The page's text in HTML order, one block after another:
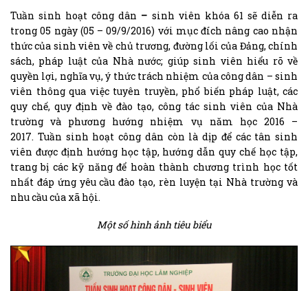
Tuần sinh hoạt công dân – sinh viên khóa 61 sẽ diễn ra
trong 05 ngày (05 – 09/9/2016) với mục đích nâng cao nhận
thức của sinh viên về chủ trương, đường lối của Đảng, chính
sách, pháp luật của Nhà nước; giúp sinh viên hiểu rõ về
quyền lợi, nghĩa vụ, ý thức trách nhiệm của công dân – sinh
viên thông qua việc tuyên truyền, phổ biến pháp luật, các
quy chế, quy định về đào tạo, công tác sinh viên của Nhà
trường và phương hướng nhiệm vụ năm học 2016 –
2017. Tuần sinh hoạt công dân còn là dịp để các tân sinh
viên được định hướng học tập, hướng dẫn quy chế học tập,
trang bị các kỹ năng để hoàn thành chương trình học tốt
nhất đáp ứng yêu cầu đào tạo, rèn luyện tại Nhà trường và
nhu cầu của xã hội.
Một số hình ảnh tiêu biểu